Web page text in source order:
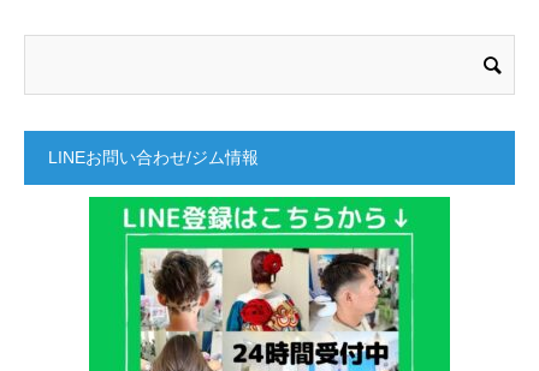
LINEお問い合わせ/ジム情報